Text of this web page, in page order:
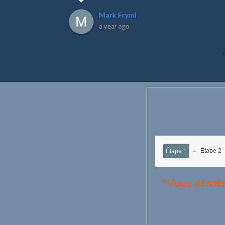
Mark Fryml
a year ago
Étape 1 Étape 2
*Vous